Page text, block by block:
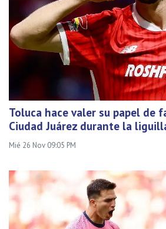
Toluca hace valer su papel de
Ciudad Juárez durante la
Mié 26 Nov 09:05 PM